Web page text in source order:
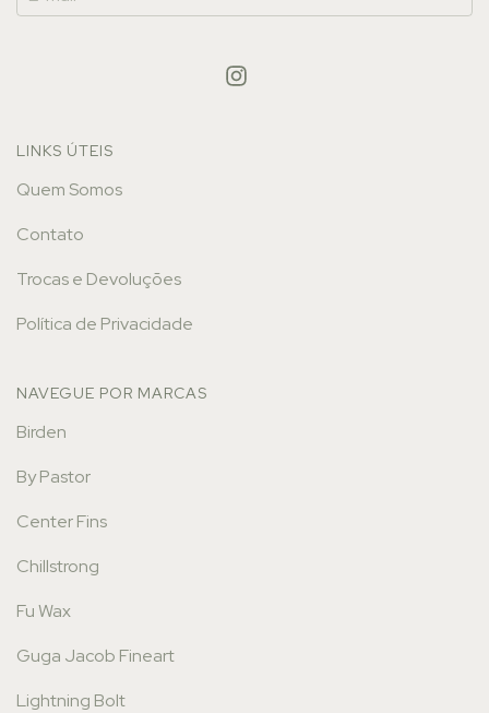
LINKS ÚTEIS
Quem Somos
Contato
Trocas e Devoluções
Política de Privacidade
NAVEGUE POR MARCAS
Birden
By Pastor
Center Fins
Chillstrong
Fu Wax
Guga Jacob Fineart
Lightning Bolt